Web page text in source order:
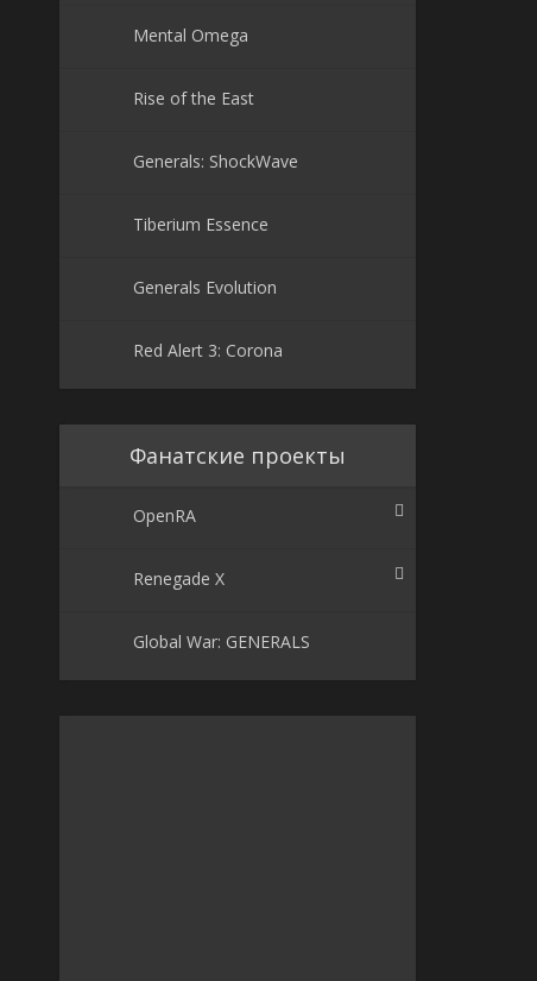
Mental Omega
Rise of the East
Generals: ShockWave
Tiberium Essence
Generals Evolution
Red Alert 3: Corona
Фанатские проекты
OpenRA
Renegade X
Global War: GENERALS